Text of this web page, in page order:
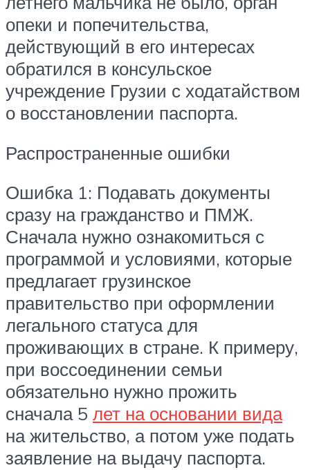
опеки и попечительства,
действующий в его интересах
обратился в консульское
учреждение Грузии с ходатайством
о восстановлении паспорта.
Распространенные ошибки
Ошибка 1: Подавать документы
сразу на гражданство и ПМЖ.
Сначала нужно ознакомиться с
программой и условиями, которые
предлагает грузинское
правительство при оформлении
легального статуса для
проживающих в стране. К примеру,
при воссоединении семьи
обязательно нужно прожить
сначала 5 лет на основании вида
на жительство, а потом уже подать
заявление на выдачу паспорта.